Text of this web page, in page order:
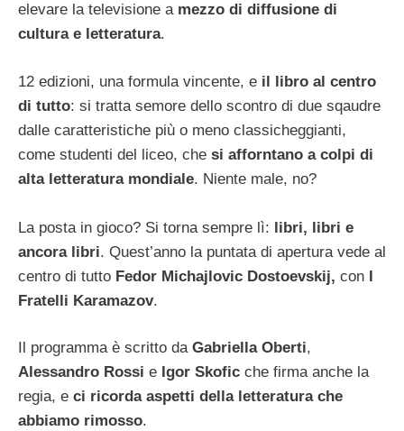
elevare la televisione a mezzo di diffusione di
cultura e letteratura.
12 edizioni, una formula vincente, e il libro al centro
di tutto: si tratta semore dello scontro di due sqaudre
dalle caratteristiche più o meno classicheggianti,
come studenti del liceo, che si afforntano a colpi di
alta letteratura mondiale. Niente male, no?
La posta in gioco? Si torna sempre lì: libri, libri e
ancora libri. Quest’anno la puntata di apertura vede al
centro di tutto Fedor Michajlovic Dostoevskij, con I
Fratelli Karamazov.
Il programma è scritto da Gabriella Oberti,
Alessandro Rossi e Igor Skofic che firma anche la
regia, e ci ricorda aspetti della letteratura che
abbiamo rimosso.